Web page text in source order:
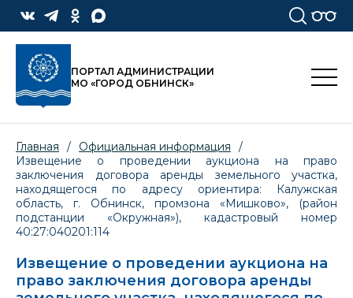
ПОРТАЛ АДМИНИСТРАЦИИ
МО «ГОРОД ОБНИНСК»
Главная / Официальная информация
/
Извещение о проведении аукциона на право
заключения договора аренды земельного участка,
находящегося по адресу ориентира: Калужская
область, г. Обнинск, промзона «Мишково», (район
подстанции «Окружная»), кадастровый номер
40:27:040201:114
Извещение о проведении аукциона на
право заключения договора аренды